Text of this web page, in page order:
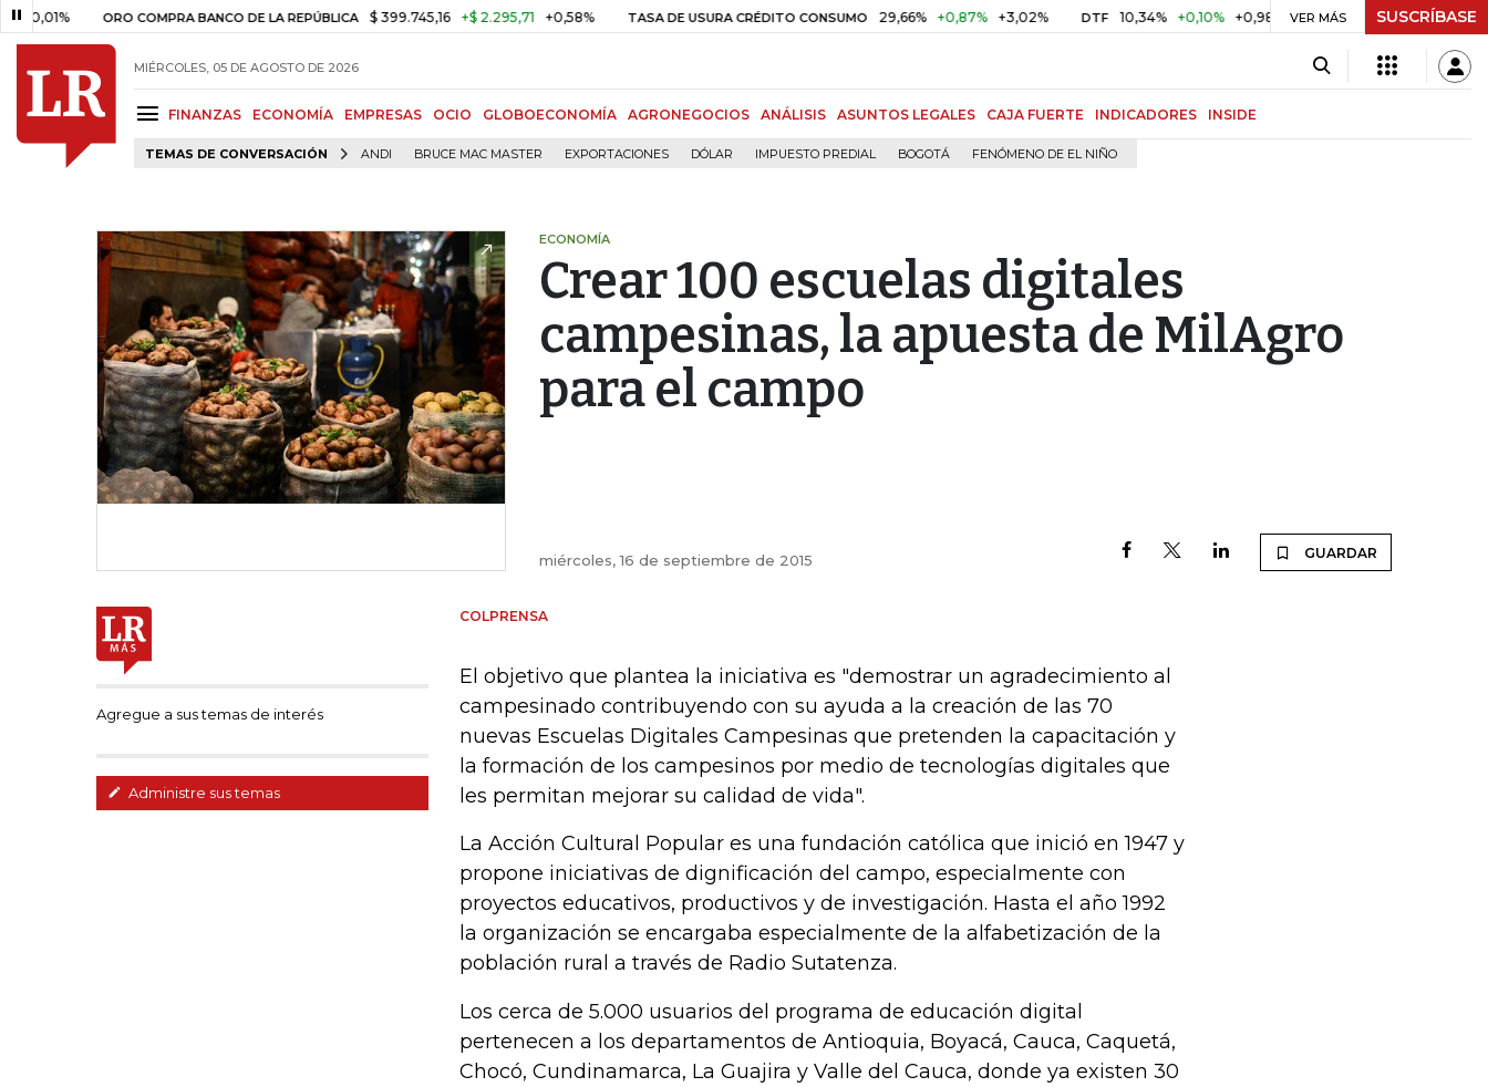
ORO COMPRA BANCO DE LA REPÚBLICA $ 399.745,16 +$ 2.295,71 +0,58% TASA DE USURA CRÉDITO CONSUMO 29,66% +0,87% +3,02% DTF 10,34% +0,10% +0,98% UVR $ 416,81 +$ 0,05 +0,01%
VER MÁS SUSCRÍBASE
MIÉRCOLES, 05 DE AGOSTO DE 2026
FINANZAS ECONOMÍA EMPRESAS OCIO GLOBOECONOMÍA AGRONEGOCIOS ANÁLISIS ASUNTOS LEGALES CAJA FUERTE INDICADORES INSIDE
TEMAS DE CONVERSACIÓN ANDI BRUCE MAC MASTER EXPORTACIONES DÓLAR IMPUESTO PREDIAL BOGOTÁ FENÓMENO DE EL NIÑO
ECONOMÍA
Crear 100 escuelas digitales
campesinas, la apuesta de MilAgro
para el campo
miércoles, 16 de septiembre de 2015 GUARDAR
Agregue a sus temas de interés
Administre sus temas
COLPRENSA
El objetivo que plantea la iniciativa es "demostrar un agradecimiento al
campesinado contribuyendo con su ayuda a la creación de las 70
nuevas Escuelas Digitales Campesinas que pretenden la capacitación y
la formación de los campesinos por medio de tecnologías digitales que
les permitan mejorar su calidad de vida".
La Acción Cultural Popular es una fundación católica que inició en 1947 y
propone iniciativas de dignificación del campo, especialmente con
proyectos educativos, productivos y de investigación. Hasta el año 1992
la organización se encargaba especialmente de la alfabetización de la
población rural a través de Radio Sutatenza.
Los cerca de 5.000 usuarios del programa de educación digital
pertenecen a los departamentos de Antioquia, Boyacá, Cauca, Caquetá,
Chocó, Cundinamarca, La Guajira y Valle del Cauca, donde ya existen 30